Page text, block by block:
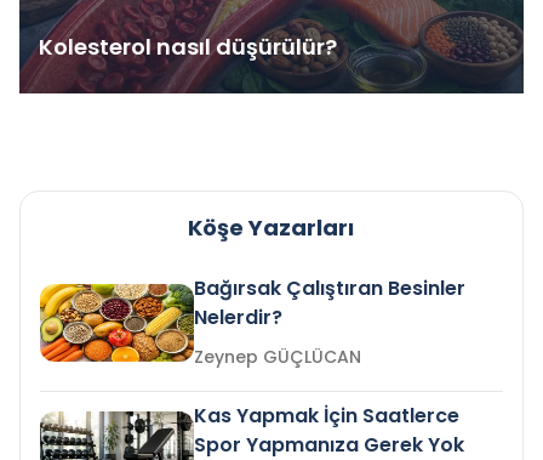
Kolesterol nasıl düşürülür?
Köşe Yazarları
Bağırsak Çalıştıran Besinler
Nelerdir?
Zeynep GÜÇLÜCAN
Kas Yapmak İçin Saatlerce
Spor Yapmanıza Gerek Yok